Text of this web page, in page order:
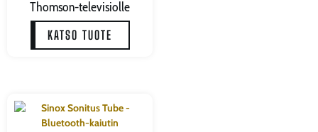
Thomson-televisiolle
KATSO TUOTE